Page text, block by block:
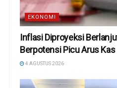
EKONOMI
Inflasi Diproyeksi
Berpotensi Picu Arus
4 AGUSTUS 2026